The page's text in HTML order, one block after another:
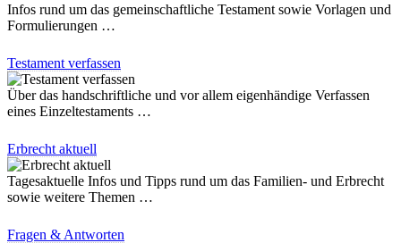
Infos rund um das gemeinschaftliche Testament sowie Vorlagen und
Formulierungen …
Testament verfassen
Über das handschriftliche und vor allem eigenhändige Verfassen
eines Einzeltestaments …
Erbrecht aktuell
Tagesaktuelle Infos und Tipps rund um das Familien- und Erbrecht
sowie weitere Themen …
Fragen & Antworten